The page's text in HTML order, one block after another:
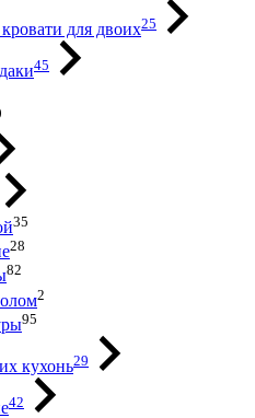
для двоих25
45
35
28
82
2
95
кухонь29
42